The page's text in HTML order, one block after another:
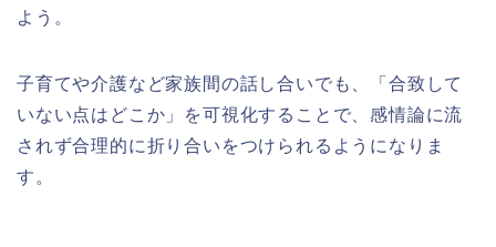
よう。
子育てや介護など家族間の話し合いでも、「合致して
いない点はどこか」を可視化することで、感情論に流
されず合理的に折り合いをつけられるようになりま
す。